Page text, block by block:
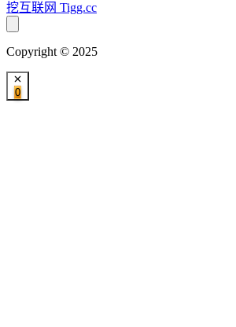
挖互联网 Tigg.cc
Copyright © 2025
0